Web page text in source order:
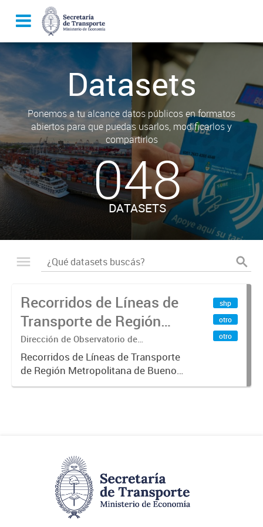
Datasets
Ponemos a tu alcance datos públicos en formatos
abiertos para que puedas usarlos, modificarlos y
compartirlos
048
DATASETS
Recorridos de Líneas de
Transporte de Región
Metropolitana de
Buenos Aires (RMBA)
Dirección de Observatorio de
Transporte, Estudio y Sistemas
Recorridos de Líneas de Transporte
de Región Metropolitana de Buenos
Aires (RMBA).-
shp
otro
otro